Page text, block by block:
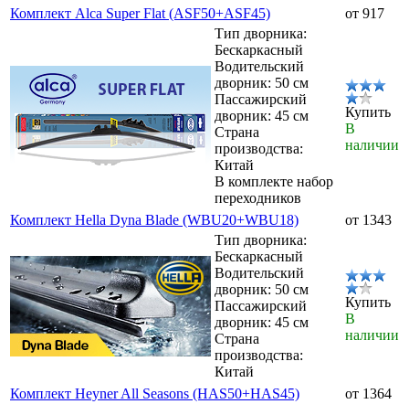
Комплект Alca Super Flat (ASF50+ASF45)
от 917
Тип дворника:
Бескаркасный
Водительский
дворник: 50 см
Пассажирский
дворник: 45 см
Страна
производства:
Китай
В комплекте набор
переходников
Купить
В
наличии
Комплект Hella Dyna Blade (WBU20+WBU18)
от 1343
Тип дворника:
Бескаркасный
Водительский
дворник: 50 см
Пассажирский
дворник: 45 см
Страна
производства:
Китай
Купить
В
наличии
Комплект Heyner All Seasons (HAS50+HAS45)
от 1364